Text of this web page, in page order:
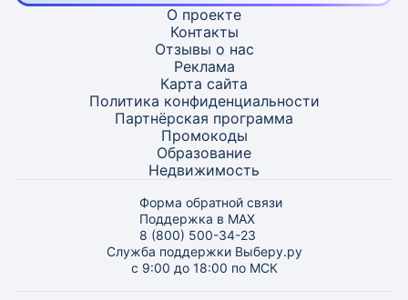
О проекте
Контакты
Отзывы о нас
Реклама
Карта сайта
Политика конфиденциальности
Партнёрская программа
Промокоды
Образование
Недвижимость
Форма обратной связи
Поддержка в MAX
8 (800) 500-34-23
Служба поддержки Выберу.ру
с 9:00 до 18:00 по МСК